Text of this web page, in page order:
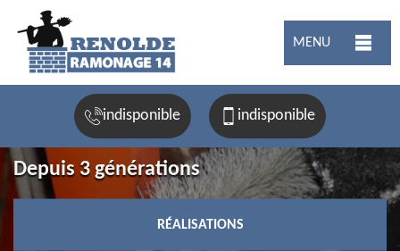
MENU
indisponible indisponible
Depuis 3 générations
RÉALISATIONS